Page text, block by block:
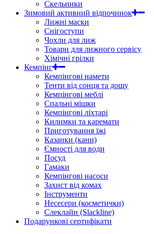
Скельники
Зимовий активний відпочинок
Лижні маски
Снігоступи
Чохли для лиж
Товари для лижного сервісу
Хімічні грілки
Кемпінг
Кемпінгові намети
Тенти від сонця та дощу
Кемпінгові меблі
Спальні мішки
Кемпінгові ліхтарі
Килимки та каремати
Приготування їжі
Казанки (кани)
Ємності для води
Посуд
Гамаки
Кемпінгові насоси
Захист від комах
Інструменти
Несесери (косметички)
Слеклайн (Slackline)
Подарункові сертифікати